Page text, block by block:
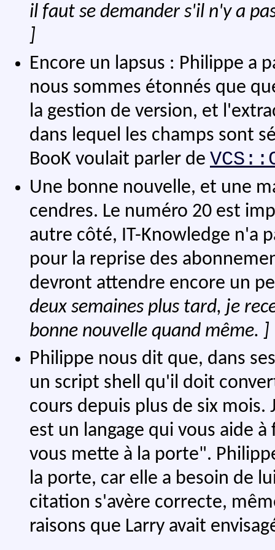
il faut se demander s'il n'y a
]
Encore un lapsus : Philippe a
nous sommes étonnés que
la gestion de version, et
dans lequel les champs sont
BooK voulait parler de
Une bonne nouvelle, et une
cendres. Le numéro 20 est
autre côté, IT-Knowledge n'a
pour la reprise des
devront attendre encore un
deux semaines plus tard, je
bonne nouvelle quand même. ]
Philippe nous dit que, dans
un script shell qu'il doit
cours depuis plus de six
est un langage qui vous aide
vous mette à la porte".
la porte, car elle a besoin de
citation s'avère correcte,
raisons que Larry avait